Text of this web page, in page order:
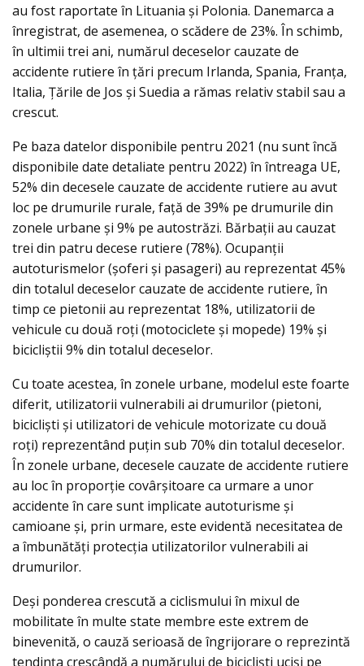
au fost raportate în Lituania şi Polonia. Danemarca a
înregistrat, de asemenea, o scădere de 23%. În schimb,
în ultimii trei ani, numărul deceselor cauzate de
accidente rutiere în ţări precum Irlanda, Spania, Franţa,
Italia, Ţările de Jos şi Suedia a rămas relativ stabil sau a
crescut.
Pe baza datelor disponibile pentru 2021 (nu sunt încă
disponibile date detaliate pentru 2022) în întreaga UE,
52% din decesele cauzate de accidente rutiere au avut
loc pe drumurile rurale, faţă de 39% pe drumurile din
zonele urbane şi 9% pe autostrăzi. Bărbaţii au cauzat
trei din patru decese rutiere (78%). Ocupanţii
autoturismelor (şoferi şi pasageri) au reprezentat 45%
din totalul deceselor cauzate de accidente rutiere, în
timp ce pietonii au reprezentat 18%, utilizatorii de
vehicule cu două roţi (motociclete şi mopede) 19% şi
bicicliştii 9% din totalul deceselor.
Cu toate acestea, în zonele urbane, modelul este foarte
diferit, utilizatorii vulnerabili ai drumurilor (pietoni,
biciclişti şi utilizatori de vehicule motorizate cu două
roţi) reprezentând puţin sub 70% din totalul deceselor.
În zonele urbane, decesele cauzate de accidente rutiere
au loc în proporţie covârşitoare ca urmare a unor
accidente în care sunt implicate autoturisme şi
camioane şi, prin urmare, este evidentă necesitatea de
a îmbunătăţi protecţia utilizatorilor vulnerabili ai
drumurilor.
Deşi ponderea crescută a ciclismului în mixul de
mobilitate în multe state membre este extrem de
binevenită, o cauză serioasă de îngrijorare o reprezintă
tendinţa crescândă a numărului de biciclişti ucişi pe